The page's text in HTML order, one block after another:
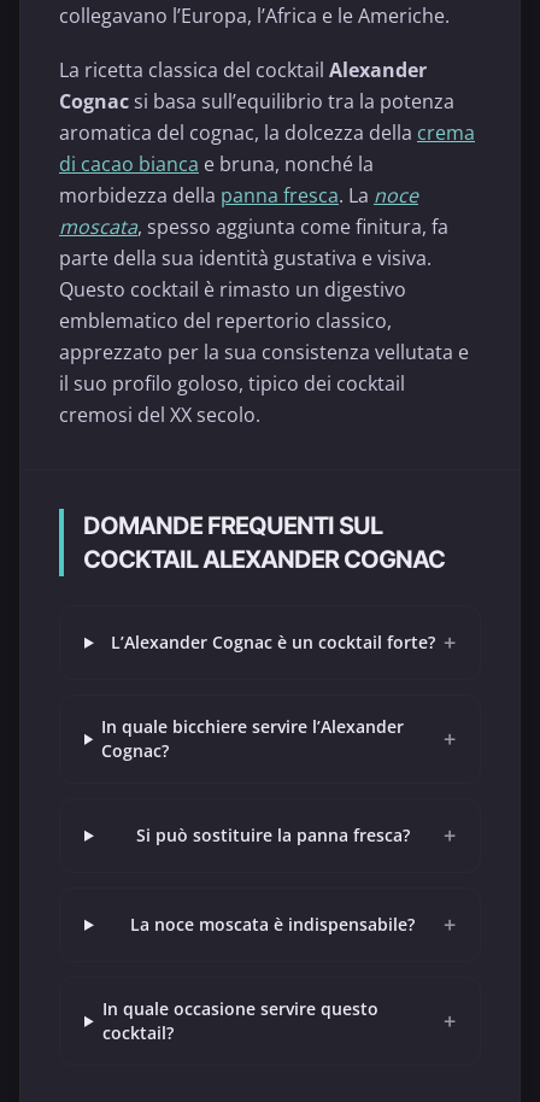
collegavano l’Europa, l’Africa e le Americhe.
La ricetta classica del cocktail Alexander
Cognac si basa sull’equilibrio tra la potenza
aromatica del cognac, la dolcezza della crema
di cacao bianca e bruna, nonché la
morbidezza della panna fresca. La noce
moscata, spesso aggiunta come finitura, fa
parte della sua identità gustativa e visiva.
Questo cocktail è rimasto un digestivo
emblematico del repertorio classico,
apprezzato per la sua consistenza vellutata e
il suo profilo goloso, tipico dei cocktail
cremosi del XX secolo.
DOMANDE FREQUENTI SUL
COCKTAIL ALEXANDER COGNAC
L’Alexander Cognac è un cocktail forte? +
In quale bicchiere servire l’Alexander
Cognac?
+
Si può sostituire la panna fresca? +
La noce moscata è indispensabile? +
In quale occasione servire questo
cocktail?
+